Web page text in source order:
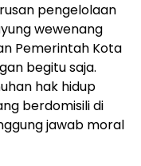
pengelolaan
wewenang
Pemerintah Kota
begitu saja.
hak hidup
berdomisili di
jawab moral